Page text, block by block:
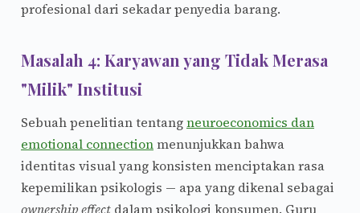
profesional dari sekadar penyedia barang.
Masalah 4: Karyawan yang Tidak Merasa
"Milik" Institusi
Sebuah penelitian tentangneuroeconomics dan
emotional connectionmenunjukkan bahwa
identitas visual yang konsisten menciptakan rasa
kepemilikan psikologis — apa yang dikenal sebagai
ownership effect dalam psikologi konsumen. Guru